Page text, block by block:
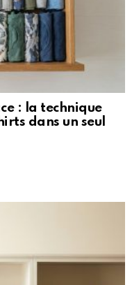
: la technique
dans un seul